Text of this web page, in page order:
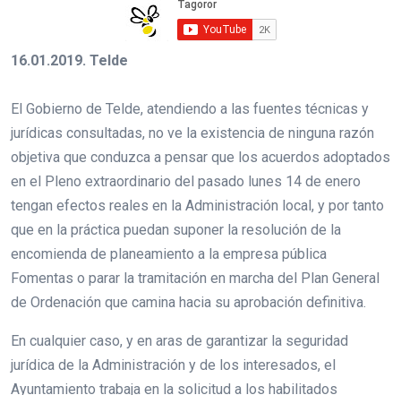
16.01.2019. Telde
El Gobierno de Telde, atendiendo a las fuentes técnicas y
jurídicas consultadas, no ve la existencia de ninguna razón
objetiva que conduzca a pensar que los acuerdos adoptados
en el Pleno extraordinario del pasado lunes 14 de enero
tengan efectos reales en la Administración local, y por tanto
que en la práctica puedan suponer la resolución de la
encomienda de planeamiento a la empresa pública
Fomentas o parar la tramitación en marcha del Plan General
de Ordenación que camina hacia su aprobación definitiva.
En cualquier caso, y en aras de garantizar la seguridad
jurídica de la Administración y de los interesados, el
Ayuntamiento trabaja en la solicitud a los habilitados